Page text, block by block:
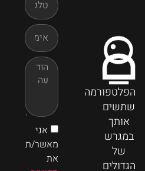
הפלטפורמה
שתשים
אותך
במגרש
של
הגדולים
אני
מאשר/ת
את